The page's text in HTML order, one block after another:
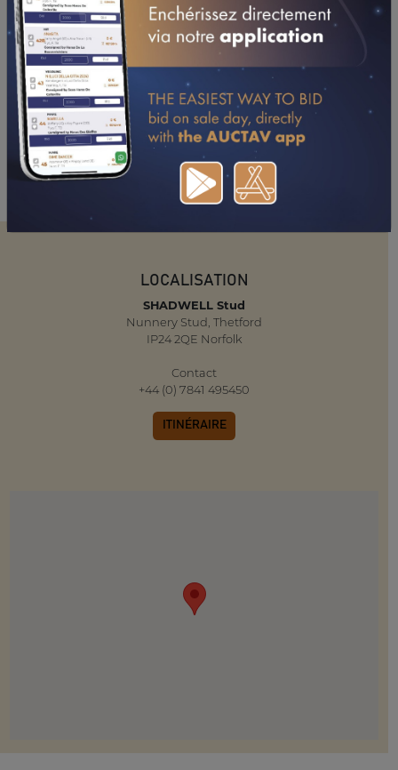
LOCALISATION
SHADWELL Stud
Nunnery Stud, Thetford
IP24 2QE Norfolk
Contact
+44 (0) 7841 495450
ITINÉRAIRE